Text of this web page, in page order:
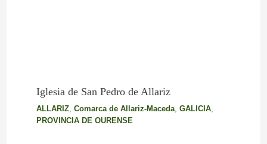
Iglesia de San Pedro de Allariz
ALLARIZ, Comarca de Allariz-Maceda, GALICIA,
PROVINCIA DE OURENSE